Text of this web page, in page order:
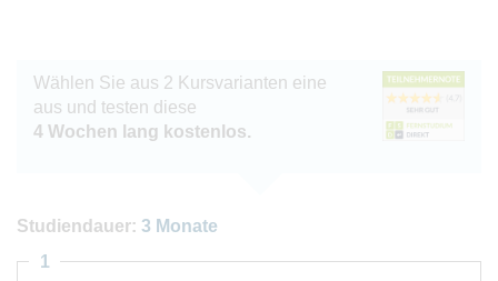
Wählen Sie aus 2 Kursvarianten eine
aus und testen diese
4 Wochen lang kostenlos.
Studiendauer: 3 Monate
1